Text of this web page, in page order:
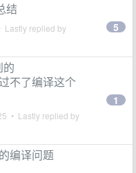
结
Lastly replied by 5
的
不了编译这个
• Lastly replied by
1
编译问题